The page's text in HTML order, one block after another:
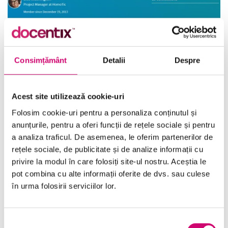
Consimțământ Detalii Despre
Acest site utilizează cookie-uri
Folosim cookie-uri pentru a personaliza conținutul și
anunțurile, pentru a oferi funcții de rețele sociale și pentru
a analiza traficul. De asemenea, le oferim partenerilor de
rețele sociale, de publicitate și de analize informații cu
privire la modul în care folosiți site-ul nostru. Aceștia le
pot combina cu alte informații oferite de dvs. sau culese
în urma folosirii serviciilor lor.
LinkedIn – Configurarea unui cont
20 minute Toate Nivelele
Vezi Detalii